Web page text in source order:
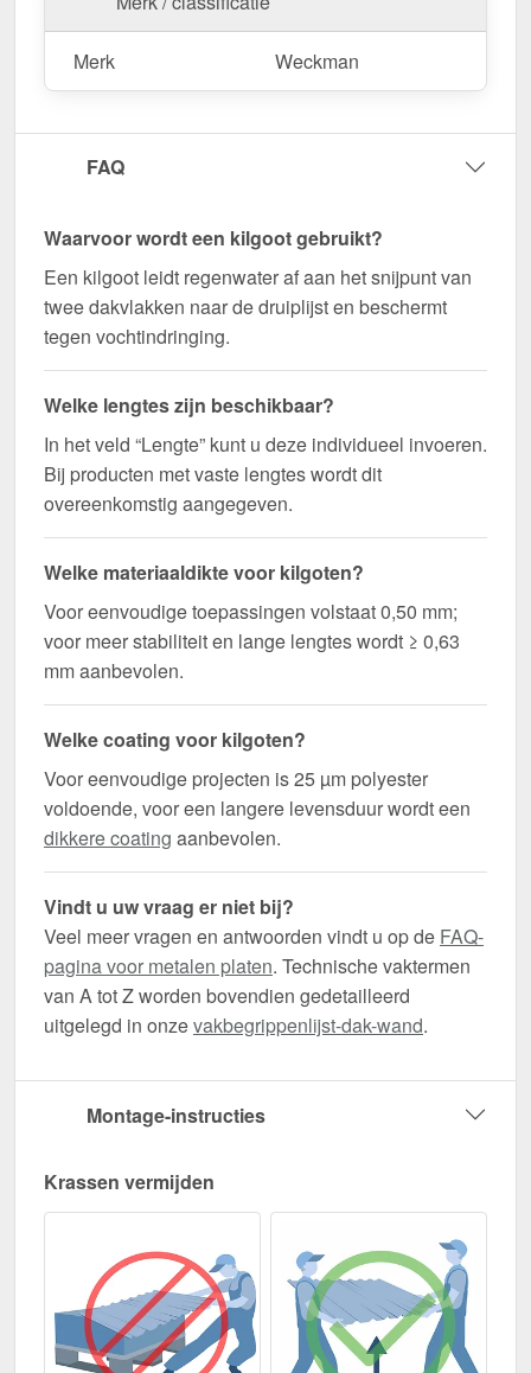
bestellen – Op maat gemaakt voor uw project &
Duurzaam, weerbestendig, op maat gemaakt - bestel
Merk Weckman
FAQ
Waarvoor wordt een kilgoot gebruikt?
Een kilgoot leidt regenwater af aan het snijpunt van
twee dakvlakken naar de druiplijst en beschermt
tegen vochtindringing.
Welke lengtes zijn beschikbaar?
In het veld “Lengte” kunt u deze individueel invoeren.
Bij producten met vaste lengtes wordt dit
overeenkomstig aangegeven.
Welke materiaaldikte voor kilgoten?
Voor eenvoudige toepassingen volstaat 0,50 mm;
voor meer stabiliteit en lange lengtes wordt ≥ 0,63
mm aanbevolen.
Welke coating voor kilgoten?
Voor eenvoudige projecten is 25 µm polyester
voldoende, voor een langere levensduur wordt een
dikkere coating aanbevolen.
Vindt u uw vraag er niet bij?
Veel meer vragen en antwoorden vindt u op de FAQ-
pagina voor metalen platen. Technische vaktermen
van A tot Z worden bovendien gedetailleerd
uitgelegd in onzevakbegrippenlijst-dak-wand.
Montage-instructies
Krassen vermijden